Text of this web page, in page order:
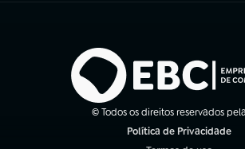
© Todos os direitos reservados
Política de Privacidade